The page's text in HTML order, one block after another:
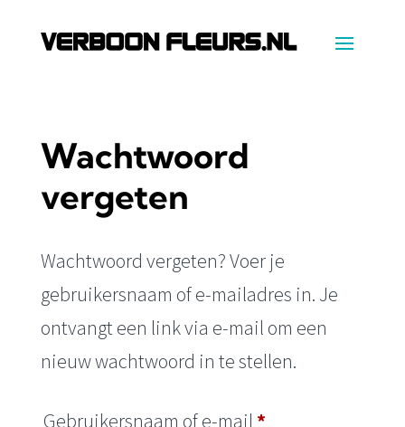
Wachtwoord
vergeten
Wachtwoord vergeten? Voer je
gebruikersnaam of e-mailadres in. Je
ontvangt een link via e-mail om een
nieuw wachtwoord in te stellen.
Gebruikersnaam of e-mail *Vereist